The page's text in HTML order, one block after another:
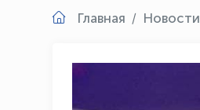
Главная Новости